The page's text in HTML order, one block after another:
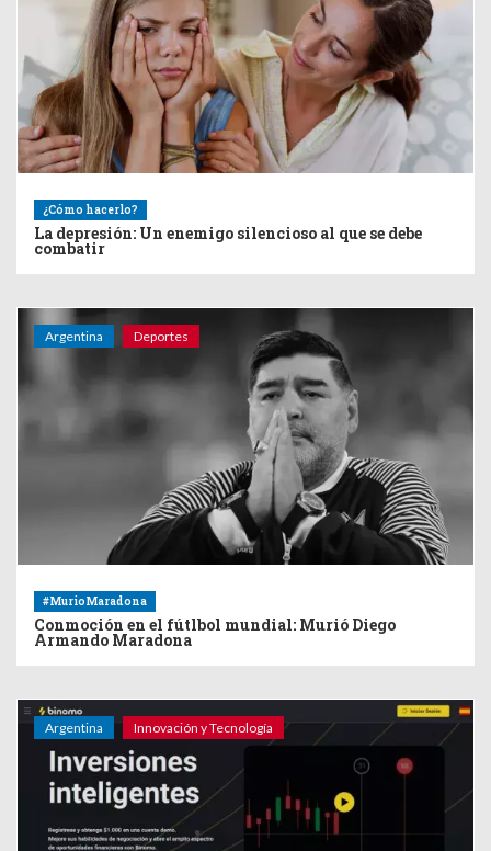
¿Cómo hacerlo?
La depresión: Un enemigo silencioso al que se debe
combatir
Argentina Deportes
#MurioMaradona
Conmoción en el fútlbol mundial: Murió Diego
Armando Maradona
Argentina Innovación y Tecnología